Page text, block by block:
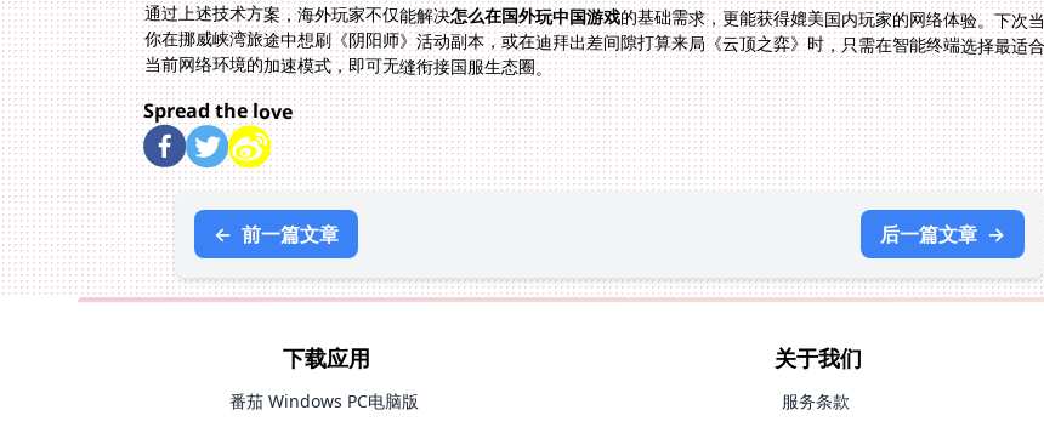
通过上述技术方案，海外玩家不仅能解决怎么在国外玩中国游戏的基础需求，更能获得媲美国内玩家的网络体验。下次当
你在挪威峡湾旅途中想刷《阴阳师》活动副本，或在迪拜出差间隙打算来局《云顶之弈》时，只需在智能终端选择最适合
当前网络环境的加速模式，即可无缝衔接国服生态圈。
Spread the love
← 前一篇文章 后一篇文章 →
下载应用
番茄 Windows PC电脑版
关于我们
服务条款